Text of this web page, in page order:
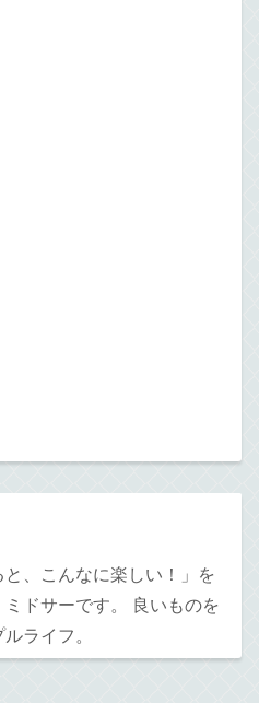
と、こんなに楽しい！」を
ドサーです。 良いものを
ライフ。